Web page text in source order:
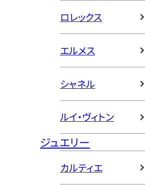
ロレックス
エルメス
シャネル
ルイ・ヴィトン
ジュエリー
カルティエ